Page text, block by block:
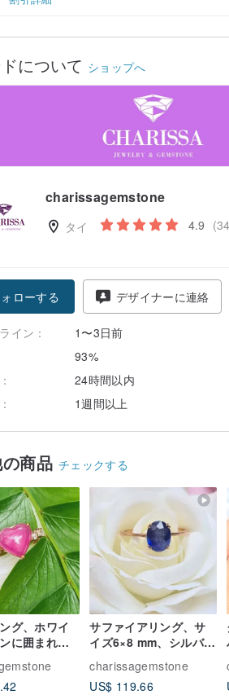
について ショップへ
charissagemstone
タイ 4.9
ローする デザイナーに連絡
イン：
1〜3日前
93%
24時間以内
1週間以上
商品 チェックする
グ、ホワイ
に囲まれた
シルバー、
ルドメッキ
サファイアリング、サ
イズ6×8 mm、シルバー
ケース、ピンクゴール
ドメッキ
charissagemstone
US$ 119.66